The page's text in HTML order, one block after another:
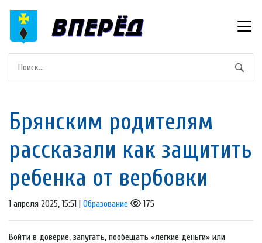
Брянским родителям
рассказали как защитить
ребенка от вербовки
1 апреля 2025, 15:51 | Образование 175
Войти в доверие, запугать, пообещать «легкие деньги» или